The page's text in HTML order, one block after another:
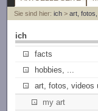
Sie sind hier: ich> art,
ich
facts
hobbies, ...
art, fotos, videos
my art